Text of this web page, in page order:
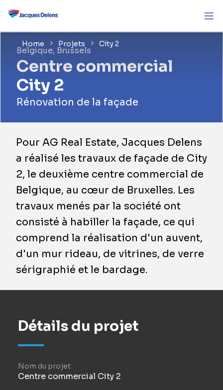
Home Projets City 2
Belgique, Brussels
Centre commercial
City 2
Rénovation de la façade
Pour AG Real Estate, Jacques Delens
a réalisé les travaux de façade de City
2, le deuxième centre commercial de
Belgique, au cœur de Bruxelles. Les
travaux menés par la société ont
consisté à habiller la façade, ce qui
comprend la réalisation d'un auvent,
d'un mur rideau, de vitrines, de verre
sérigraphié et le bardage.
Détails du projet
Nom du projet
Centre commercial City 2